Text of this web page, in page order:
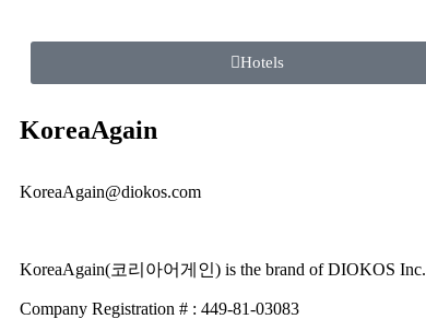
Hotels
KoreaAgain
KoreaAgain@diokos.com
KoreaAgain(코리아어게인) is the brand of DIOKOS Inc.
Company Registration # : 449-81-03083